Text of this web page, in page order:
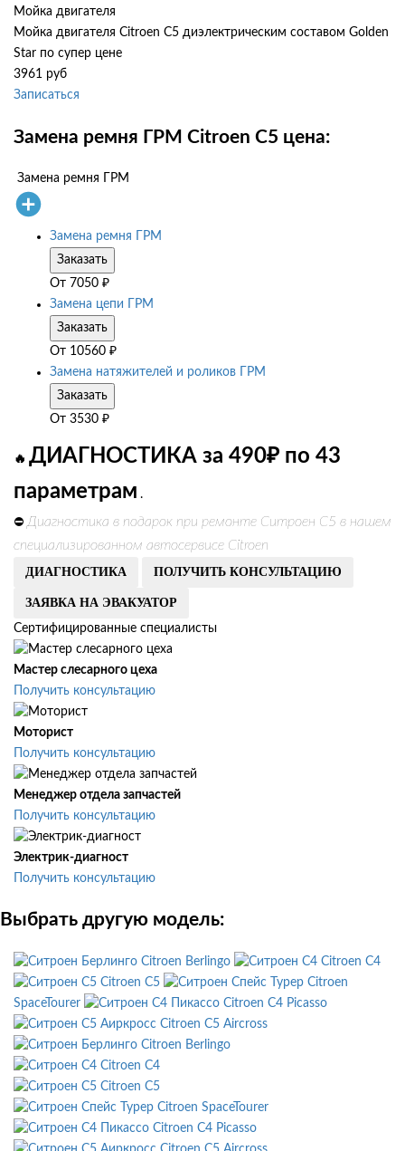
Мойка двигателя
Мойка двигателя Citroen C5 диэлектрическим составом Golden
Star по супер цене
3961 руб
Записаться
Замена ремня ГРМ Citroen C5 цена:
Замена ремня ГРМ
Замена ремня ГРМ
Заказать
От 7050 ₽
Замена цепи ГРМ
Заказать
От 10560 ₽
Замена натяжителей и роликов ГРМ
Заказать
От 3530 ₽
🔥 ДИАГНОСТИКА за 490₽ по 43
параметрам .
⛔ Диагностика в подарок при ремонте Ситроен С5 в нашем
специализированном автосервисе Citroen
ДИАГНОСТИКА ПОЛУЧИТЬ КОНСУЛЬТАЦИЮ
ЗАЯВКА НА ЭВАКУАТОР
Сертифицированные специалисты
Мастер слесарного цеха
Получить консультацию
Моторист
Получить консультацию
Менеджер отдела запчастей
Получить консультацию
Электрик-диагност
Получить консультацию
Выбрать другую модель:
Citroen Berlingo
Citroen C4
Citroen C5
Citroen
SpaceTourer
Citroen C4 Picasso
Citroen C5 Aircross
Citroen Berlingo
Citroen C4
Citroen C5
Citroen SpaceTourer
Citroen C4 Picasso